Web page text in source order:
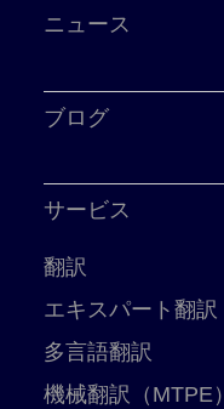
ニュース
ブログ
サービス
翻訳
エキスパート翻訳
多言語翻訳
機械翻訳（MTPE）